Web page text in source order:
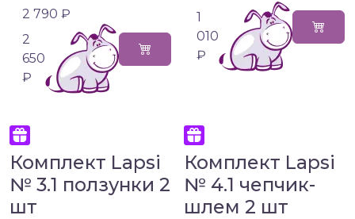
2 790 ₽
2
650
₽
1
010
₽
Комплект Lapsi
№ 3.1 ползунки 2
шт
Комплект Lapsi
№ 4.1 чепчик-
шлем 2 шт